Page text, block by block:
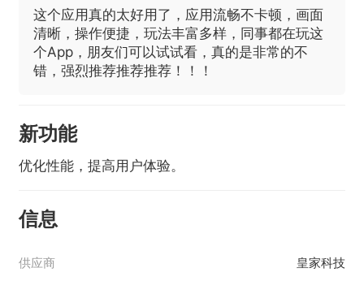
这个应用真的太好用了，应用流畅不卡顿，画面
清晰，操作便捷，玩法丰富多样，同事都在玩这
个App，朋友们可以试试看，真的是非常的不
错，强烈推荐推荐推荐！！！
新功能
优化性能，提高用户体验。
信息
供应商 皇家科技